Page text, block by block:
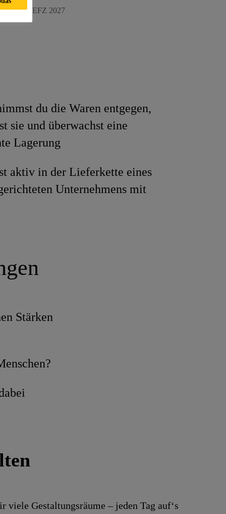
in EFZ 2027
du die Waren entgegen,
sie und überwachst eine
Lagerung
aktiv in der Lieferkette eines
Unternehmens mit
Stärken
Gestaltungsräume – jeden Tag auf‘s